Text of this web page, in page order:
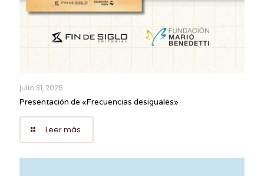
julio 31, 2026
Presentación de «Frecuencias desiguales»
Leer más